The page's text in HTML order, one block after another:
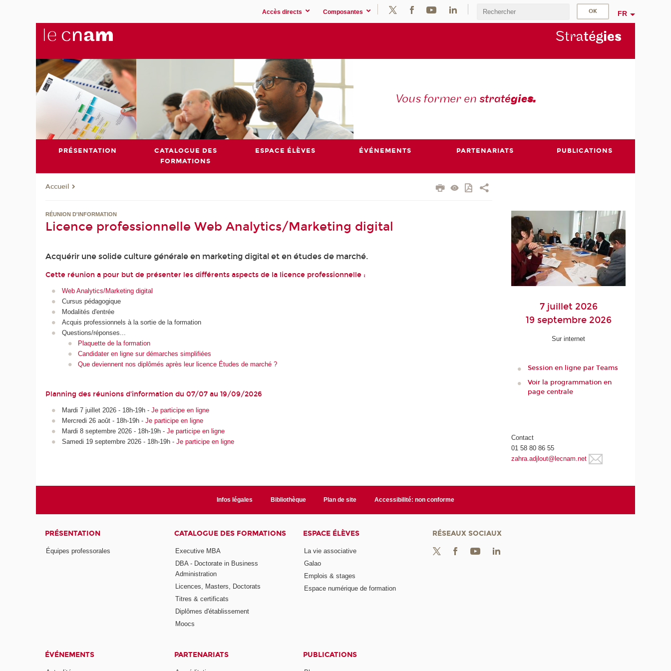
Accès directs Composantes FR
Stratégies
Vous former en stratégies.
PRÉSENTATION
CATALOGUE DES
FORMATIONS
ESPACE ÉLÈVES ÉVÉNEMENTS PARTENARIATS PUBLICATIONS
Accueil
RÉUNION D'INFORMATION
Licence professionnelle Web Analytics/Marketing digital
Acquérir une solide culture générale en marketing digital et en études de marché.
Cette réunion a pour but de présenter les différents aspects de la licence professionnelle :
Web Analytics/Marketing digital
Cursus pédagogique
Modalités d'entrée
Acquis professionnels à la sortie de la formation
Questions/réponses...
Plaquette de la formation
Candidater en ligne sur démarches simplifiées
Que deviennent nos diplômés après leur licence Études de marché ?
Planning des réunions d'information du 07/07 au 19/09/2026
Mardi 7 juillet 2026 - 18h-19h - Je participe en ligne
Mercredi 26 août - 18h-19h - Je participe en ligne
Mardi 8 septembre 2026 - 18h-19h - Je participe en ligne
Samedi 19 septembre 2026 - 18h-19h - Je participe en ligne
7 juillet 2026
19 septembre 2026
Sur internet
Session en ligne par Teams
Voir la programmation en
page centrale
Contact
01 58 80 86 55
zahra.adjlout@lecnam.net
Infos légales Bibliothèque Plan de site Accessibilité: non conforme
PRÉSENTATION
Équipes professorales
CATALOGUE DES FORMATIONS
Executive MBA
DBA - Doctorate in Business
Administration
Licences, Masters, Doctorats
Titres & certificats
Diplômes d'établissement
Moocs
ESPACE ÉLÈVES
La vie associative
Galao
Emplois & stages
Espace numérique de formation
ÉVÉNEMENTS PARTENARIATS PUBLICATIONS
RÉSEAUX SOCIAUX